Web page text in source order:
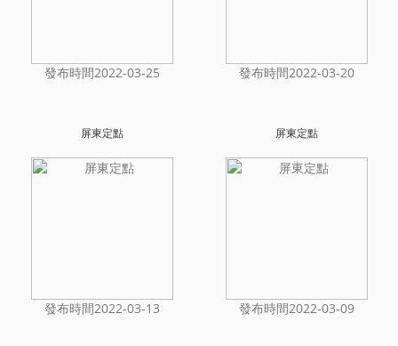
發布時間2022-03-25 發布時間2022-03-20
屏東定點
發布時間2022-03-13
屏東定點
發布時間2022-03-09